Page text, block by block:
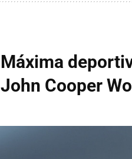
Máxima
John Cooper